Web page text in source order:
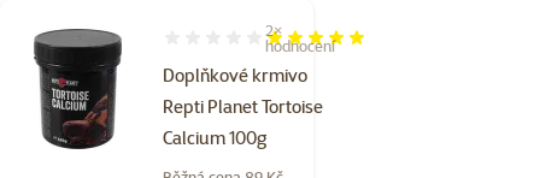
Doplňkové krmivo
Repti Planet Tortoise
Calcium 100g
Hodnocení 100%, počet hodnocení: 2
2×
hodnocení